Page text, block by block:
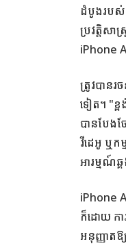
ដំបូង​របស់
ប្រវត្តិស
iPhone
ត្រូវបាន
ទៀត។ "ខ្
បានបែង
វីដេអូ ឬក
អារម្មណ៍
iPhone
ក៏ដោយ កា
អនុញ្ញាត